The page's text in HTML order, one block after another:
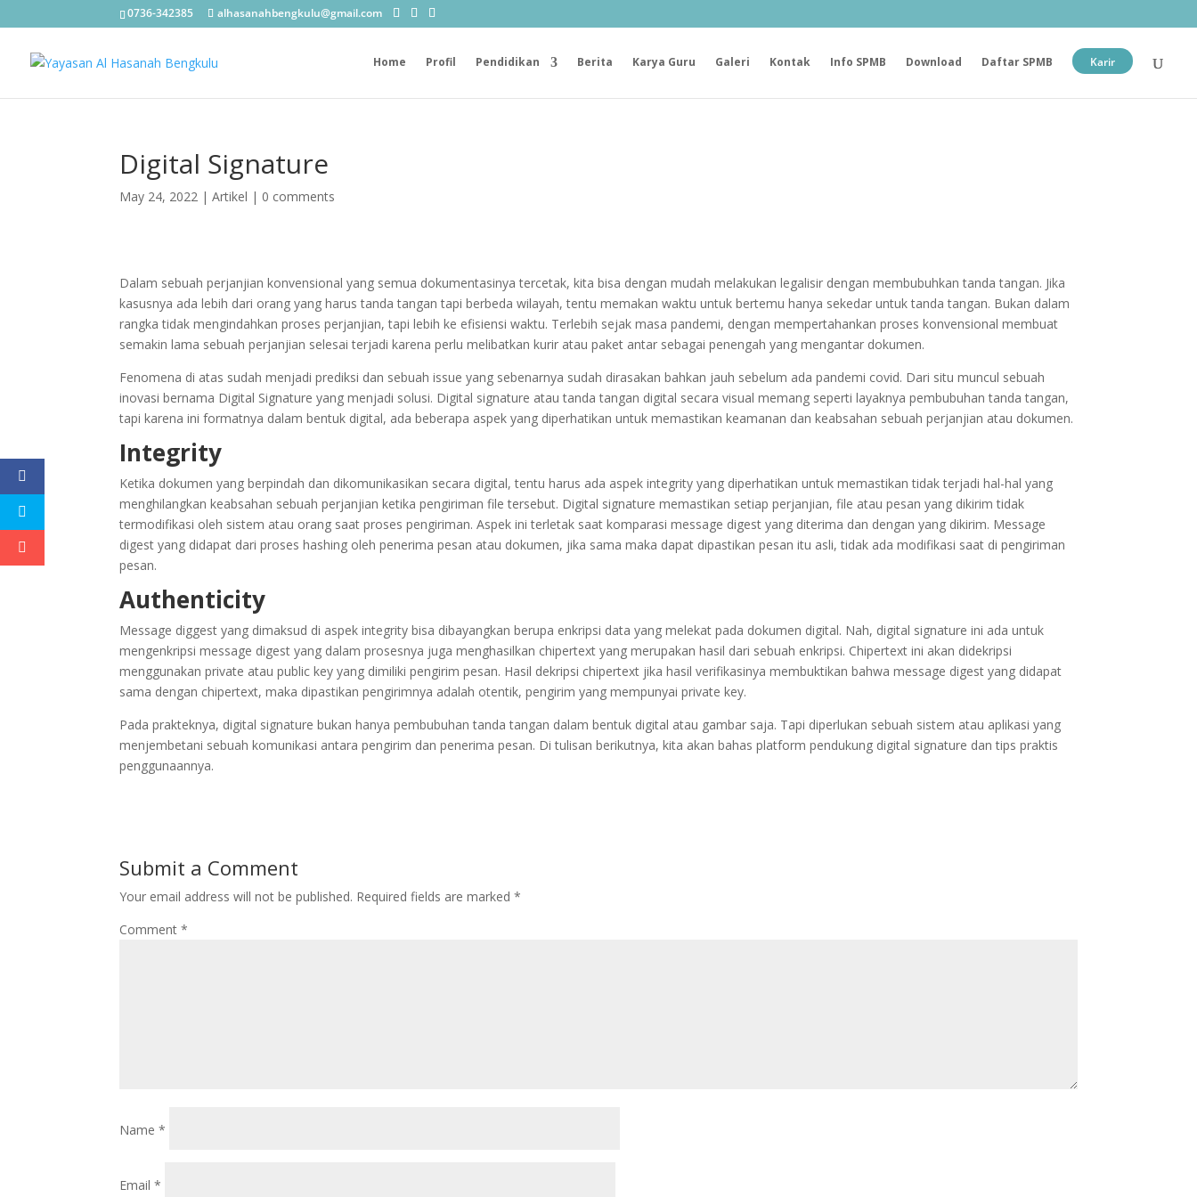
0736-342385 alhasanahbengkulu@gmail.com
Home Profil Pendidikan Berita Karya Guru Galeri Kontak Info SPMB Download Daftar SPMB Karir
Digital Signature
May 24, 2022 |Artikel | 0 comments
Dalam sebuah perjanjian konvensional yang semua dokumentasinya tercetak, kita bisa dengan mudah melakukan legalisir dengan membubuhkan tanda tangan. Jika
kasusnya ada lebih dari orang yang harus tanda tangan tapi berbeda wilayah, tentu memakan waktu untuk bertemu hanya sekedar untuk tanda tangan. Bukan dalam
rangka tidak mengindahkan proses perjanjian, tapi lebih ke efisiensi waktu. Terlebih sejak masa pandemi, dengan mempertahankan proses konvensional membuat
semakin lama sebuah perjanjian selesai terjadi karena perlu melibatkan kurir atau paket antar sebagai penengah yang mengantar dokumen.
Fenomena di atas sudah menjadi prediksi dan sebuah issue yang sebenarnya sudah dirasakan bahkan jauh sebelum ada pandemi covid. Dari situ muncul sebuah
inovasi bernama Digital Signature yang menjadi solusi. Digital signature atau tanda tangan digital secara visual memang seperti layaknya pembubuhan tanda tangan,
tapi karena ini formatnya dalam bentuk digital, ada beberapa aspek yang diperhatikan untuk memastikan keamanan dan keabsahan sebuah perjanjian atau dokumen.
Integrity
Ketika dokumen yang berpindah dan dikomunikasikan secara digital, tentu harus ada aspek integrity yang diperhatikan untuk memastikan tidak terjadi hal-hal yang
menghilangkan keabsahan sebuah perjanjian ketika pengiriman file tersebut. Digital signature memastikan setiap perjanjian, file atau pesan yang dikirim tidak
termodifikasi oleh sistem atau orang saat proses pengiriman. Aspek ini terletak saat komparasi message digest yang diterima dan dengan yang dikirim. Message
digest yang didapat dari proses hashing oleh penerima pesan atau dokumen, jika sama maka dapat dipastikan pesan itu asli, tidak ada modifikasi saat di pengiriman
pesan.
Authenticity
Message diggest yang dimaksud di aspek integrity bisa dibayangkan berupa enkripsi data yang melekat pada dokumen digital. Nah, digital signature ini ada untuk
mengenkripsi message digest yang dalam prosesnya juga menghasilkan chipertext yang merupakan hasil dari sebuah enkripsi. Chipertext ini akan didekripsi
menggunakan private atau public key yang dimiliki pengirim pesan. Hasil dekripsi chipertext jika hasil verifikasinya membuktikan bahwa message digest yang didapat
sama dengan chipertext, maka dipastikan pengirimnya adalah otentik, pengirim yang mempunyai private key.
Pada prakteknya, digital signature bukan hanya pembubuhan tanda tangan dalam bentuk digital atau gambar saja. Tapi diperlukan sebuah sistem atau aplikasi yang
menjembetani sebuah komunikasi antara pengirim dan penerima pesan. Di tulisan berikutnya, kita akan bahas platform pendukung digital signature dan tips praktis
penggunaannya.
Submit a Comment
Your email address will not be published. Required fields are marked*
Comment*
Name*
Email*